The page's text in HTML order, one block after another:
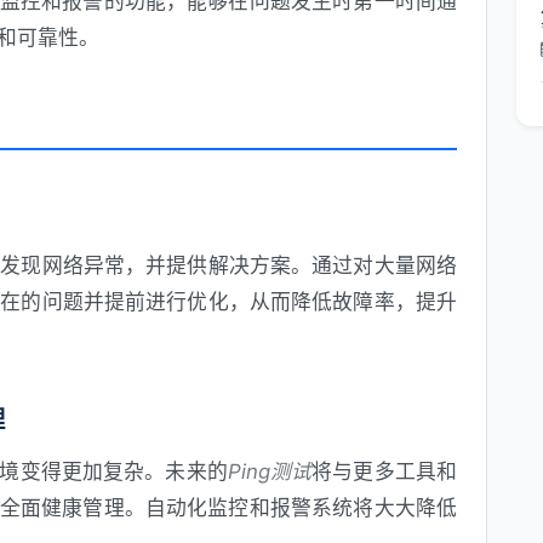
可靠性。
现网络异常，并提供解决方案。通过对大量网络
的问题并提前进行优化，从而降低故障率，提升
变得更加复杂。未来的Ping测试将与更多工具和
面健康管理。自动化监控和报警系统将大大降低